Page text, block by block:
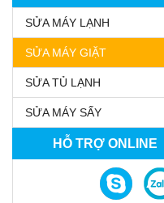
SỬA MÁY LẠNH
SỬA MÁY GIẶT
SỬA TỦ LẠNH
SỬA MÁY SẤY
HỖ TRỢ ONLINE